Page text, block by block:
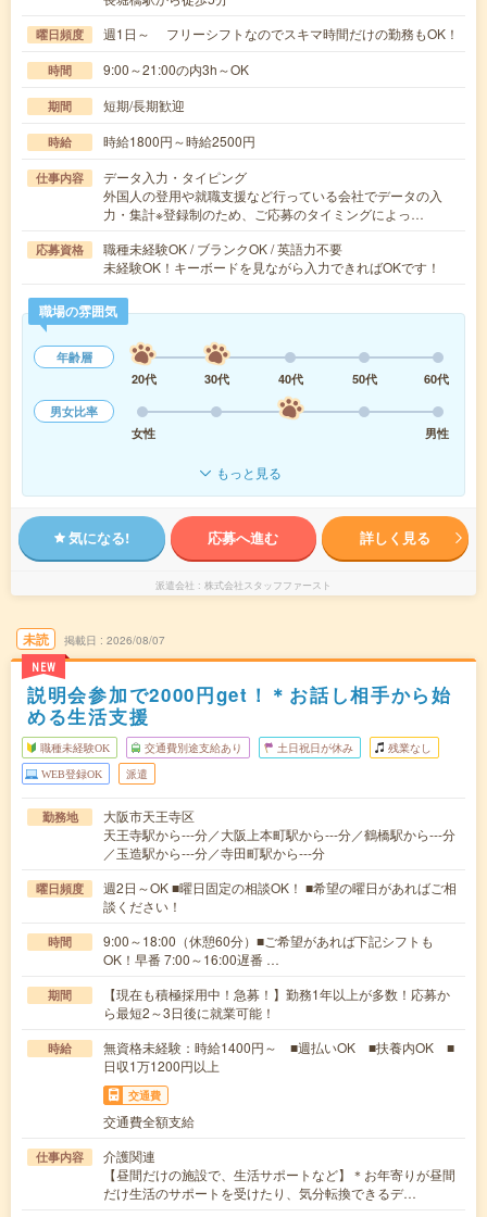
曜日頻度 週1日～ フリーシフトなのでスキマ時間だけの勤務もOK！
時間 9:00～21:00の内3h～OK
期間 短期/長期歓迎
時給 時給1800円～時給2500円
仕事内容
データ入力・タイピング
外国人の登用や就職支援など行っている会社でデータの入
力・集計※登録制のため、ご応募のタイミングによっ…
応募資格
職種未経験OK / ブランクOK / 英語力不要
未経験OK！キーボードを見ながら入力できればOKです！
職場の雰囲気
年齢層
20代
30代 40代 50代
60代
男女比率
女性
男性
もっと見る
気になる! 応募へ進む 詳しく見る
派遣会社 株式会社スタッフファースト
未読
NEW
掲載日 2026/08/07
説明会参加で2000円get！＊お話し相手から始
める生活支援
職種未経験OK 交通費別途支給あり 土日祝日が休み 残業なし
WEB登録OK 派遣
勤務地
大阪市天王寺区
天王寺駅から---分／大阪上本町駅から---分／鶴橋駅から---分
／玉造駅から---分／寺田町駅から---分
曜日頻度
週2日～OK ■曜日固定の相談OK！ ■希望の曜日があればご相
談ください！
時間
9:00～18:00（休憩60分）■ご希望があれば下記シフトも
OK！早番 7:00～16:00遅番 …
期間
【現在も積極採用中！急募！】勤務1年以上が多数！応募か
ら最短2～3日後に就業可能！
時給
無資格未経験：時給1400円～ ■週払いOK ■扶養内OK ■
日収1万1200円以上
交通費
交通費全額支給
仕事内容
介護関連
【昼間だけの施設で、生活サポートなど】＊お年寄りが昼間
だけ生活のサポートを受けたり、気分転換できるデ…